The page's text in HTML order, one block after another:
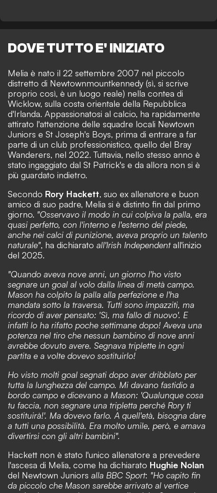
DOVE TUTTO E' INIZIATO
Melia è nato il 22 settembre 2007 nel piccolo
distretto di Newtownmountkennedy (sì, si scrive
proprio così, è un luogo reale) nella contea di
Wicklow, sulla costa orientale della Repubblica
d'Irlanda. Appassionatosi al calcio, ha rapidamente
attirato l'attenzione delle squadre locali Newtown
Juniors e St Joseph's Boys, prima di entrare a far
parte di un club professionistico, quello del Bray
Wanderers, nel 2022. Tuttavia, nello stesso anno è
stato ingaggiato dal St Patrick's e da allora non si è
più guardato indietro.
Secondo Rory Hackett, suo ex allenatore e buon
amico di suo padre, Melia si è distinto fin dal primo
giorno. "Osservavo il modo in cui colpiva la palla, era
quasi perfetto, con l'interno e l'esterno del piede,
anche nei calci di punizione, aveva proprio un talento
naturale", ha dichiarato all'Irish Independentall'inizio
del 2025.
"Quando aveva nove anni, un giorno l'ho visto
segnare un goal al volo dalla linea di metà campo.
Mason ha colpito la palla alla perfezione e l'ha
mandata sotto la traversa. Tutti sono impazziti, ma
ricordo di aver pensato: 'Sì, ma fallo di nuovo'. E
infatti lo ha rifatto poche settimane dopo! Aveva una
potenza nel tiro che nessun bambino di nove anni
avrebbe dovuto avere. Segnava triplette in ogni
partita e a volte dovevo sostituirlo!
Ho visto molti goal segnati dopo aver dribblato per
tutta la lunghezza del campo. Mi davano fastidio a
bordo campo e dicevano a Mason: 'Qualunque cosa
tu faccia, non segnare una tripletta perché Rory ti
sostituirà!'. Ma dovevo farlo. A quell'età, bisogna dare
a tutti una possibilità. Era molto umile, però, e amava
divertirsi con gli altri bambini".
Hackett non è stato l'unico allenatore a prevedere
l'ascesa di Melia, come ha dichiarato Hughie Nolan
del Newtown Juniors alla BBC Sport: "Ho capito fin
da piccolo che Mason sarebbe arrivato al vertice